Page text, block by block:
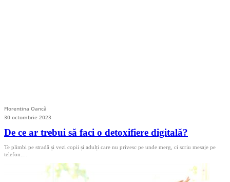
Florentina Oancă
30 octombrie 2023
De ce ar trebui să faci o detoxifiere digitală?
Te plimbi pe stradă și vezi copii și adulți care nu privesc pe unde merg, ci scriu mesaje pe
telefon.…